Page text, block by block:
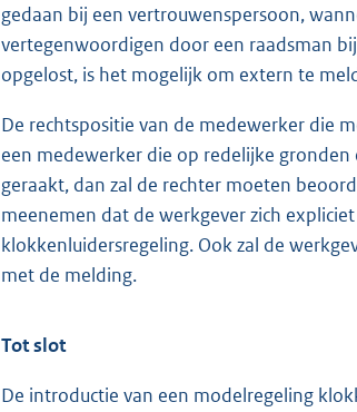
gedaan bij een vertrouwenspersoon,
vertegenwoordigen door een raadsman
opgelost, is het mogelijk om extern te
De rechtspositie van de medewerker die
een medewerker die op redelijke
geraakt, dan zal de rechter moeten
meenemen dat de werkgever zich
klokkenluidersregeling. Ook zal de
met de melding.
Tot slot
De introductie van een modelregeling